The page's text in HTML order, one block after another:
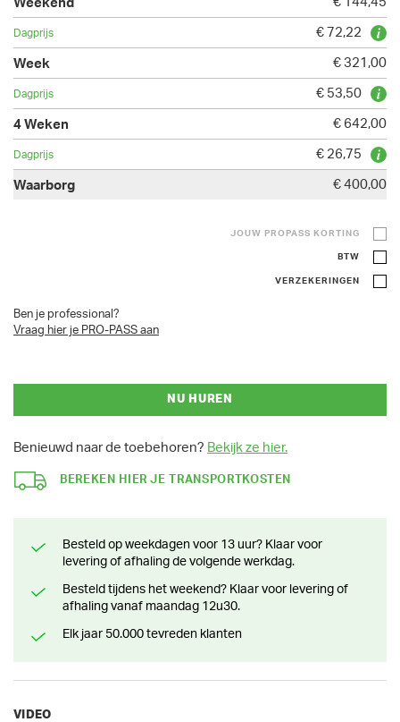
€ 72,22
€ 321,00
€ 53,50
€ 642,00
€ 26,75
€ 400,00
JOUW PROPASS KORTING
BTW
VERZEKERINGEN
Ben je professional?
Vraag hier je PRO-PASS aan
NU HUREN
Benieuwd naar de toebehoren? Bekijk ze hier.
BEREKEN HIER JE TRANSPORTKOSTEN
Besteld op weekdagen voor 13 uur? Klaar voor
levering of afhaling de volgende werkdag.
Besteld tijdens het weekend? Klaar voor levering of
afhaling vanaf maandag 12u30.
Elk jaar 50.000 tevreden klanten
VIDEO